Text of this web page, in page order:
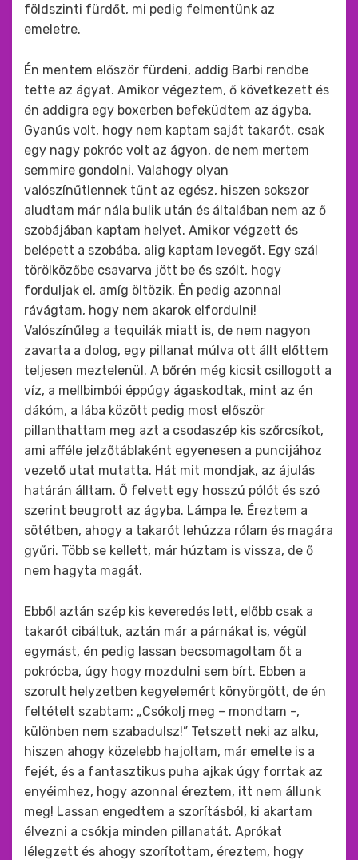
földszinti fürdőt, mi pedig felmentünk az
emeletre.
Én mentem először fürdeni, addig Barbi rendbe
tette az ágyat. Amikor végeztem, ő következett és
én addigra egy boxerben befeküdtem az ágyba.
Gyanús volt, hogy nem kaptam saját takarót, csak
egy nagy pokróc volt az ágyon, de nem mertem
semmire gondolni. Valahogy olyan
valószínűtlennek tűnt az egész, hiszen sokszor
aludtam már nála bulik után és általában nem az ő
szobájában kaptam helyet. Amikor végzett és
belépett a szobába, alig kaptam levegőt. Egy szál
törölközőbe csavarva jött be és szólt, hogy
forduljak el, amíg öltözik. Én pedig azonnal
rávágtam, hogy nem akarok elfordulni!
Valószínűleg a tequilák miatt is, de nem nagyon
zavarta a dolog, egy pillanat múlva ott állt előttem
teljesen meztelenül. A bőrén még kicsit csillogott a
víz, a mellbimbói éppúgy ágaskodtak, mint az én
dákóm, a lába között pedig most először
pillanthattam meg azt a csodaszép kis szőrcsíkot,
ami afféle jelzőtáblaként egyenesen a puncijához
vezető utat mutatta. Hát mit mondjak, az ájulás
határán álltam. Ő felvett egy hosszú pólót és szó
szerint beugrott az ágyba. Lámpa le. Éreztem a
sötétben, ahogy a takarót lehúzza rólam és magára
gyűri. Több se kellett, már húztam is vissza, de ő
nem hagyta magát.
Ebből aztán szép kis keveredés lett, előbb csak a
takarót cibáltuk, aztán már a párnákat is, végül
egymást, én pedig lassan becsomagoltam őt a
pokrócba, úgy hogy mozdulni sem bírt. Ebben a
szorult helyzetben kegyelemért könyörgött, de én
feltételt szabtam: „Csókolj meg – mondtam -,
különben nem szabadulsz!” Tetszett neki az alku,
hiszen ahogy közelebb hajoltam, már emelte is a
fejét, és a fantasztikus puha ajkak úgy forrtak az
enyéimhez, hogy azonnal éreztem, itt nem állunk
meg! Lassan engedtem a szorításból, ki akartam
élvezni a csókja minden pillanatát. Aprókat
lélegzett és ahogy szorítottam, éreztem, hogy